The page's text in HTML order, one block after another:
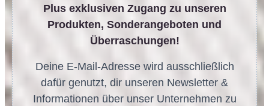
Plus exklusiven Zugang zu unseren
Produkten, Sonderangeboten und
Überraschungen!
Deine E-Mail-Adresse wird ausschließlich
dafür genutzt, dir unseren Newsletter &
Informationen über unser Unternehmen zu